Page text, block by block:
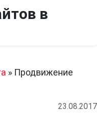
в
» Продвижение
23.08.2017